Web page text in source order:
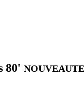
80' NOUVEAUTE